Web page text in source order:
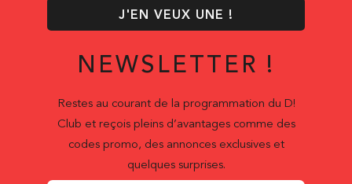
J'EN VEUX UNE !
NEWSLETTER !
Restes au courant de la programmation du D!
Club et reçois pleins d’avantages comme des
codes promo, des annonces exclusives et
quelques surprises.